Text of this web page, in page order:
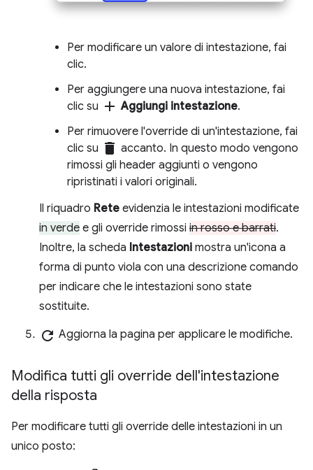
Per modificare un valore di intestazione, fai
clic.
Per aggiungere una nuova intestazione, fai
clic su add Aggiungi intestazione.
Per rimuovere l'override di un'intestazione, fai
clic su delete accanto. In questo modo vengono
rimossi gli header aggiunti o vengono
ripristinati i valori originali.
Il riquadro Rete evidenzia le intestazioni modificate
in verde e gli override rimossi in rosso e barrati.
Inoltre, la scheda Intestazioni mostra un'icona a
forma di punto viola con una descrizione comando
per indicare che le intestazioni sono state
sostituite.
refresh Aggiorna la pagina per applicare le modifiche.
Modifica tutti gli override dell'intestazione
della risposta
Per modificare tutti gli override delle intestazioni in un
unico posto: